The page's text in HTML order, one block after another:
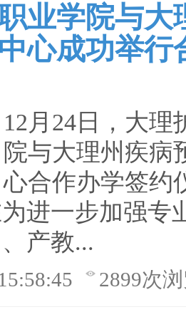
业学院与大
心成功举行
12月24日，大理
院与大理州疾病
心合作办学签约
进一步加强专
产教...
2899次